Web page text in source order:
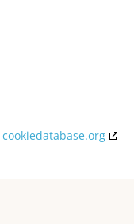
cookiedatabase.org